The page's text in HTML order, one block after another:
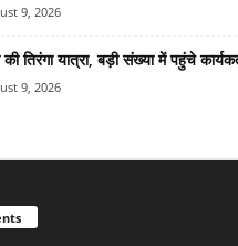
9, 2026
तिरंगा यात्रा, बड़ी संख्या में पहुंचे
9, 2026